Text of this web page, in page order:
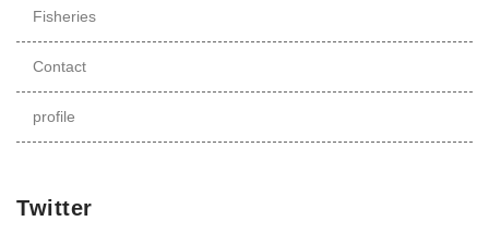
Fisheries
Contact
profile
Twitter